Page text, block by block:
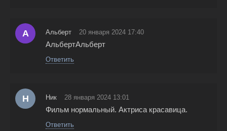
А Альберт 20 января 2024 17:40
АльбертАльберт
Ответить
Н Ник 28 января 2024 13:01
Фильм нормальный. Актриса красавица.
Ответить